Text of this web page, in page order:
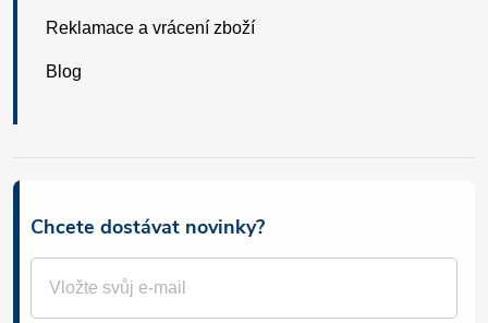
Reklamace a vrácení zboží
Blog
Chcete dostávat novinky?